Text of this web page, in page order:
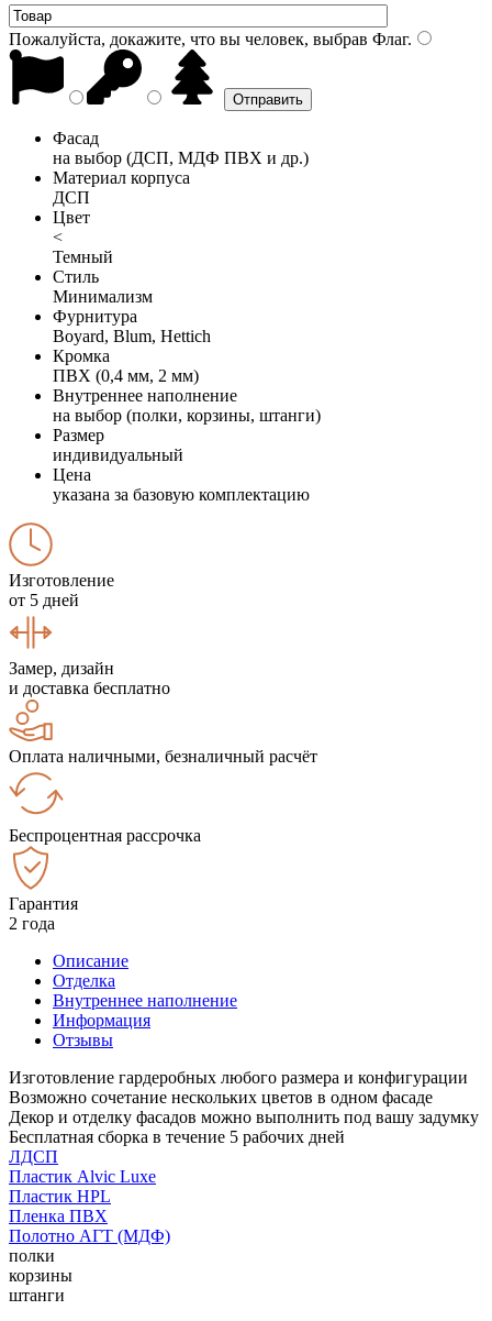
Пожалуйста, докажите, что вы человек, выбрав Флаг.
Фасад
на выбор (ДСП, МДФ ПВХ и др.)
Материал корпуса
ДСП
Цвет
<
Темный
Стиль
Минимализм
Фурнитура
Boyard, Blum, Hettich
Кромка
ПВХ (0,4 мм, 2 мм)
Внутреннее наполнение
на выбор (полки, корзины, штанги)
Размер
индивидуальный
Цена
указана за базовую комплектацию
Изготовление
от 5 дней
Замер, дизайн
и доставка бесплатно
Оплата наличными, безналичный расчёт
Беспроцентная рассрочка
Гарантия
2 года
Описание
Отделка
Внутреннее наполнение
Информация
Отзывы
Изготовление гардеробных любого размера и конфигурации
Возможно сочетание нескольких цветов в одном фасаде
Декор и отделку фасадов можно выполнить под вашу задумку
Бесплатная сборка в течение 5 рабочих дней
ЛДСП
Пластик Alvic Luxe
Пластик HPL
Пленка ПВХ
Полотно АГТ (МДФ)
полки
корзины
штанги